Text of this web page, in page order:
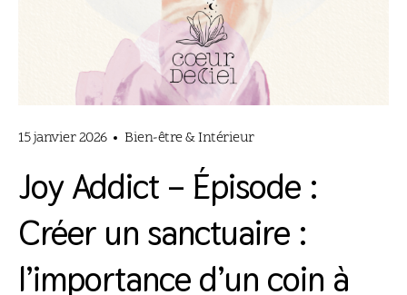
15 janvier 2026 Bien-être & Intérieur
Joy Addict – Épisode :
Créer un sanctuaire :
l’importance d’un coin à